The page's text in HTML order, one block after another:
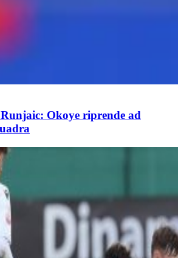
Okoye riprende ad